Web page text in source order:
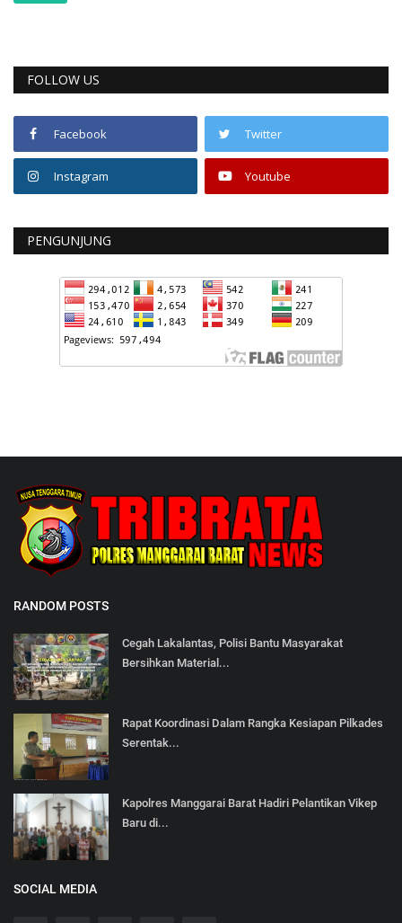
FOLLOW US
Facebook Twitter
Instagram Youtube
PENGUNJUNG
RANDOM POSTS
Cegah Lakalantas, Polisi Bantu Masyarakat
Bersihkan Material...
Rapat Koordinasi Dalam Rangka Kesiapan Pilkades
Serentak...
Kapolres Manggarai Barat Hadiri Pelantikan Vikep
Baru di...
SOCIAL MEDIA